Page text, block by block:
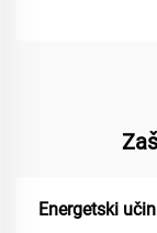
Energetski